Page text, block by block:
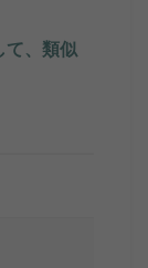
て、類似